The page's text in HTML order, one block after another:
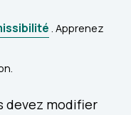
. Apprenez
devez modifier